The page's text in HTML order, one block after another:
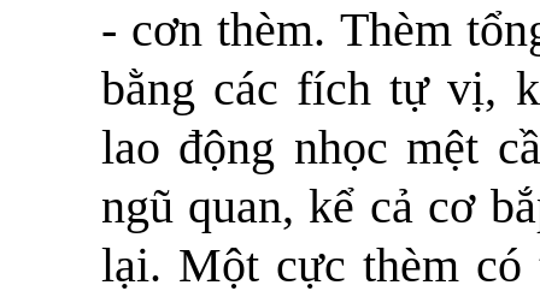
- cơn thèm. Thèm
bằng các fích tự vị,
lao động nhọc mệt
ngũ quan, kể cả cơ
lại. Một cực thèm